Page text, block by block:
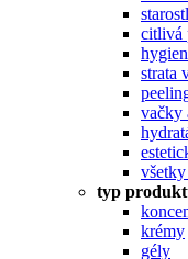
citlivá
strata
vačky
typ
krémy
gély